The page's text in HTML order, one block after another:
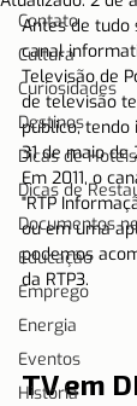
Contato
Cultura
Curiosidades
Destinos
Dicas de Hotéis
Dicas de
Documentos
Educação
Emprego
Energia
Eventos
História
Antes de tudo
canal
Televisão de
de televisão
público, tendo
31 de maio de
Em 2011, o
"RTP
ou em uma
podemos
da RTP3.
TV em